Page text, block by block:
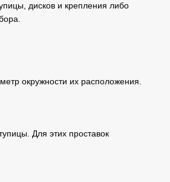
дисков и крепления либо
окружности их расположения.
Для этих проставок